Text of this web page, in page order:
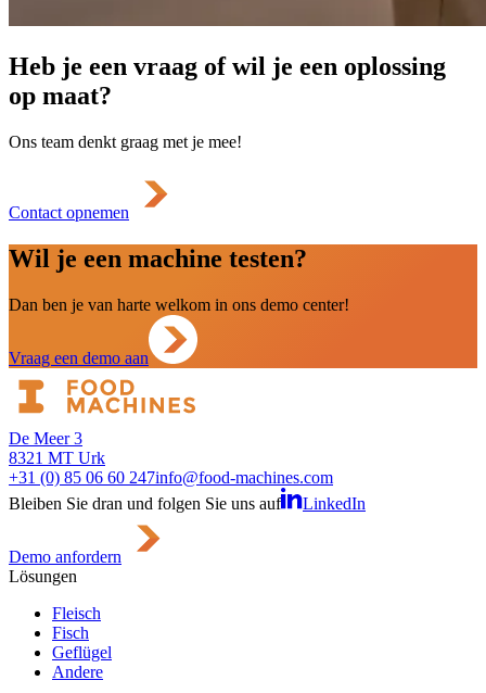
Heb je een vraag of wil je een oplossing
op maat?
Ons team denkt graag met je mee!
Contact opnemen
Wil je een machine testen?
Dan ben je van harte welkom in ons demo center!
Vraag een demo aan
De Meer 3
8321 MT Urk
+31 (0) 85 06 60 247info@food-machines.com
Bleiben Sie dran und folgen Sie uns auf
LinkedIn
Demo anfordern
Lösungen
Fleisch
Fisch
Geflügel
Andere